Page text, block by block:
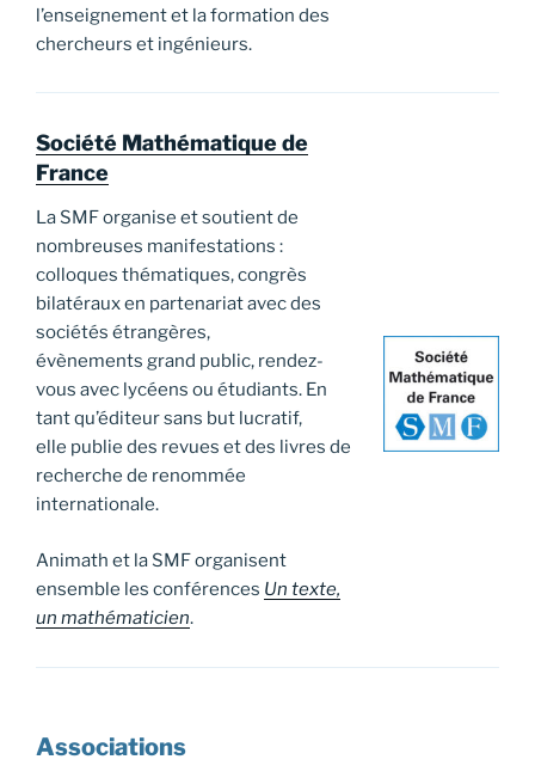
l’enseignement et la formation des
chercheurs et ingénieurs.
Société Mathématique de
France
La SMF organise et soutient de
nombreuses manifestations :
colloques thématiques, congrès
bilatéraux en partenariat avec des
sociétés étrangères,
évènements grand public, rendez-
vous avec lycéens ou étudiants. En
tant qu’éditeur sans but lucratif,
elle publie des revues et des livres de
recherche de renommée
internationale.
Animath et la SMF organisent
ensemble les conférences Un texte,
un mathématicien.
Associations